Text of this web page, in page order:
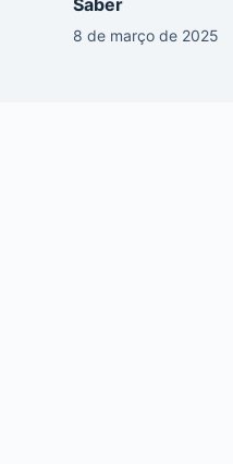
Saber
8 de março de 2025